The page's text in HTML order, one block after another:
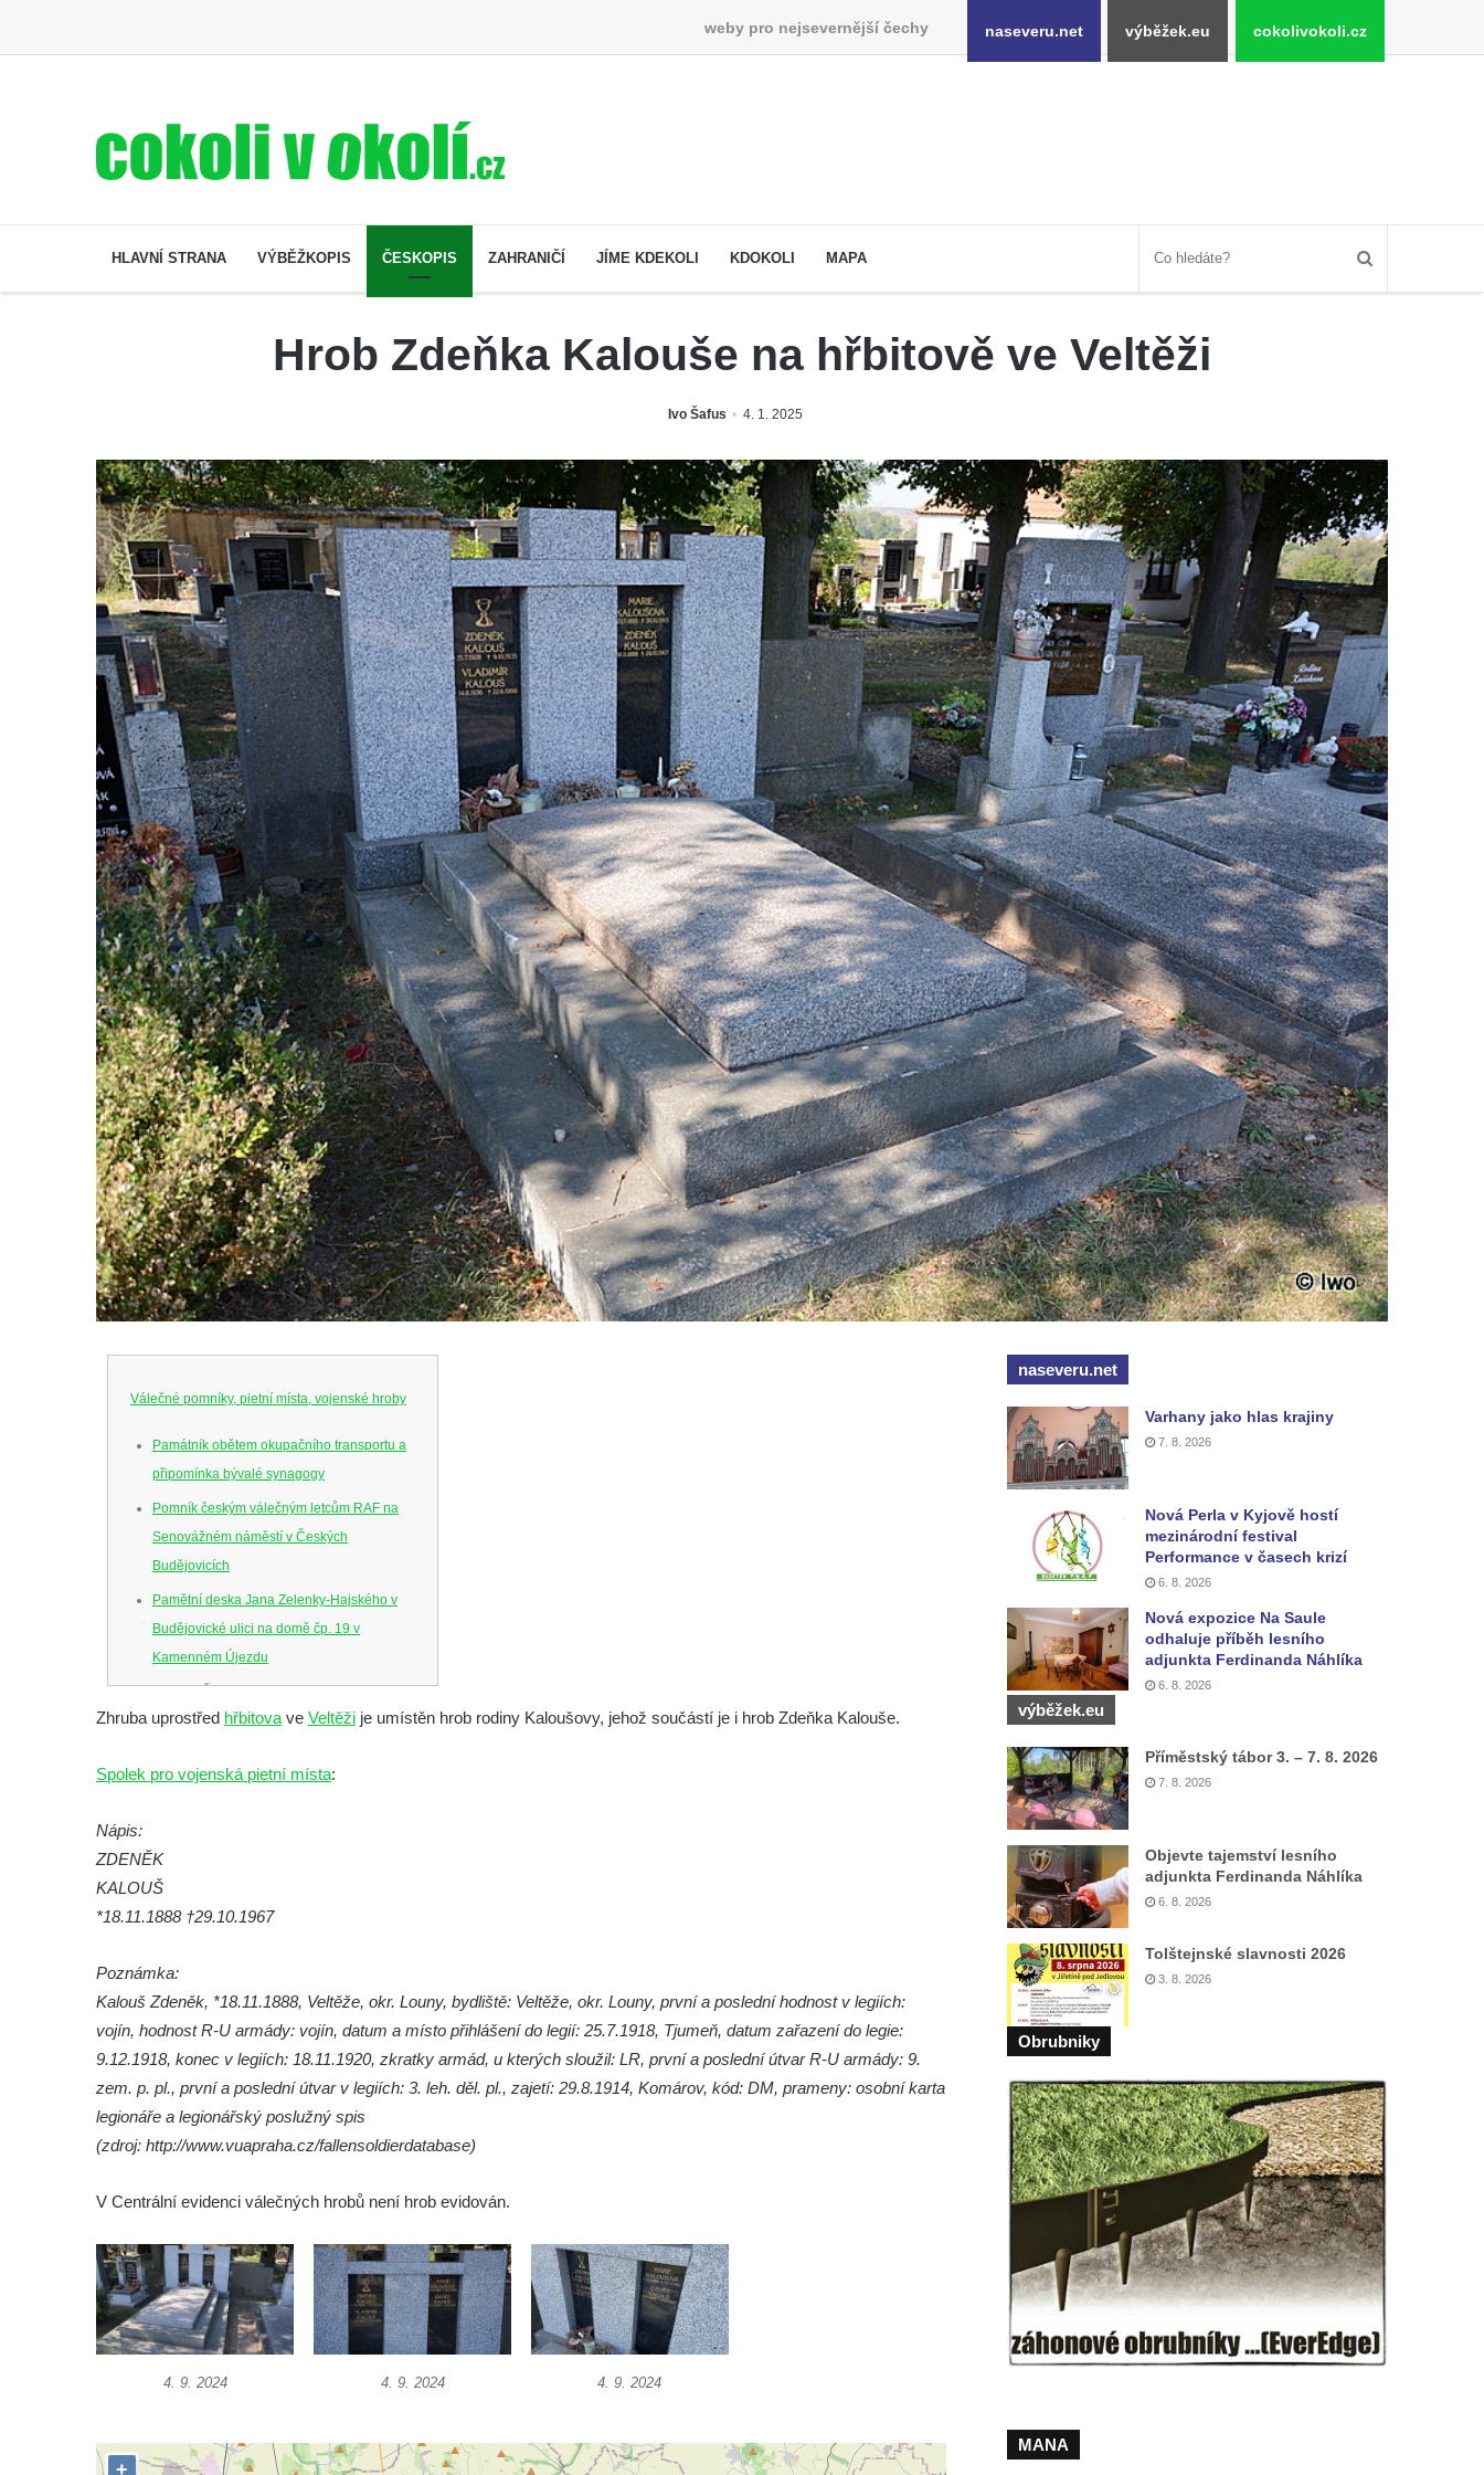
weby pro nejsevernější čechy naseveru.net výběžek.eu cokolivokoli.cz
HLAVNÍ STRANA VÝBĚŽKOPIS ČESKOPIS ZAHRANIČÍ JÍME KDEKOLI KDOKOLI MAPA
Hrob Zdeňka Kalouše na hřbitově ve Veltěži
Ivo Šafus 4. 1. 2025
Válečné pomníky, pietní místa, vojenské hroby
Památník obětem okupačního transportu a
připomínka bývalé synagogy
Pomník českým válečným letcům RAF na
Senovážném náměstí v Českých
Budějovicích
Pamětní deska Jana Zelenky-Hajského v
Budějovické ulici na domě čp. 19 v
Kamenném Újezdu
Kenotaf Šimona Valhy na starém hřbitově v
Kamenném Újezdě
hřbitově v Kamenném Újezdě
Kenotaf Jana Mojžiše na hřbitově ve
Velešíně
Velešíně
Hrob Jana Foitla na hřbitově ve Velešíně
Hrob Ludvíka Tůmy na hřbitově ve Velešíně
Pomník obětem 2. světové války na hřbitově
u kostela svatého Václava ve Velešíně
pomníku obětem válek na náměstí J. V.
Pomník obětem 1. a 2. světové války na
náměstí J. V. Kamarýta ve Velešíně
Pomník obětem 1. a 2. světové války v
Římově
Hrob Petera Korgera a Petra Štindla na
Pomník obětem 1. světové války v Dolním
Zhruba uprostřed hřbitova ve Veltěži je umístěn hrob rodiny Kaloušovy, jehož součástí je i hrob Zdeňka Kalouše.
Spolek pro vojenská pietní místa:
Nápis:
ZDENĚK
KALOUŠ
*18.11.1888 †29.10.1967
Poznámka:
Kalouš Zdeněk, *18.11.1888, Veltěže, okr. Louny, bydliště: Veltěže, okr. Louny, první a poslední hodnost v legiích:
vojín, hodnost R-U armády: vojín, datum a místo přihlášení do legií: 25.7.1918, Tjumeň, datum zařazení do legie:
9.12.1918, konec v legiích: 18.11.1920, zkratky armád, u kterých sloužil: LR, první a poslední útvar R-U armády: 9.
zem. p. pl., první a poslední útvar v legiích: 3. leh. děl. pl., zajetí: 29.8.1914, Komárov, kód: DM, prameny: osobní karta
legionáře a legionářský poslužný spis
(zdroj: http://www.vuapraha.cz/fallensoldierdatabase)
V Centrální evidenci válečných hrobů není hrob evidován.
4. 9. 2024 4. 9. 2024 4. 9. 2024
naseveru.net
Varhany jako hlas krajiny
7. 8. 2026
Nová Perla v Kyjově hostí
mezinárodní festival
Performance v časech krizí
6. 8. 2026
Nová expozice Na Saule
odhaluje příběh lesního
adjunkta Ferdinanda Náhlíka
6. 8. 2026
výběžek.eu
Příměstský tábor 3. – 7. 8. 2026
7. 8. 2026
Objevte tajemství lesního
adjunkta Ferdinanda Náhlíka
6. 8. 2026
Tolštejnské slavnosti 2026
3. 8. 2026
Obrubniky
MANA